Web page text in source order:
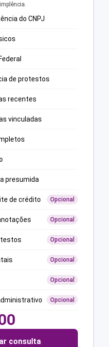
do CNPJ
de protestos
recentes
vinculadas
presumida
de crédito Opcional
Opcional
Opcional
Opcional
Opcional
Opcional
consulta